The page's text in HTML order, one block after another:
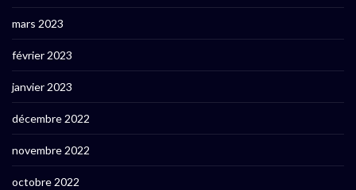
mars 2023
février 2023
janvier 2023
décembre 2022
novembre 2022
octobre 2022